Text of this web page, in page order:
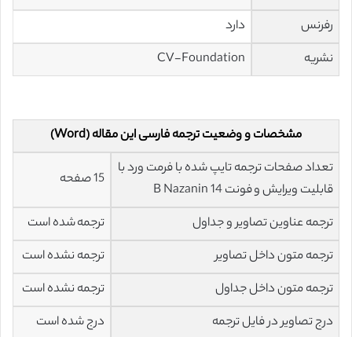
رفرنس
دارد
نشریه
CV-Foundation
مشخصات و وضعیت ترجمه فارسی این مقاله (Word)
تعداد صفحات ترجمه تایپ شده با فرمت ورد با
قابلیت ویرایش و فونت 14 B Nazanin
15 صفحه
ترجمه عناوین تصاویر و جداول
ترجمه شده است
ترجمه متون داخل تصاویر
ترجمه نشده است
ترجمه متون داخل جداول
ترجمه نشده است
درج تصاویر در فایل ترجمه
درج شده است